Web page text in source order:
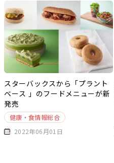
スターバックスから「プラント
ベース 」のフードメニューが新
発売
健康・食情報総合
2022年06月01日